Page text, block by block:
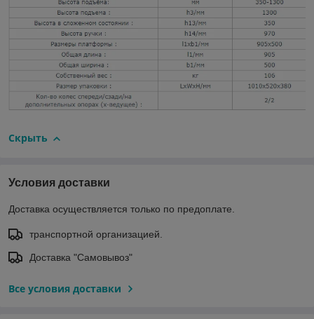
Скрыть
Условия доставки
Доставка осуществляется только по предоплате.
транспортной организацией.
Доставка "Самовывоз"
Все условия доставки